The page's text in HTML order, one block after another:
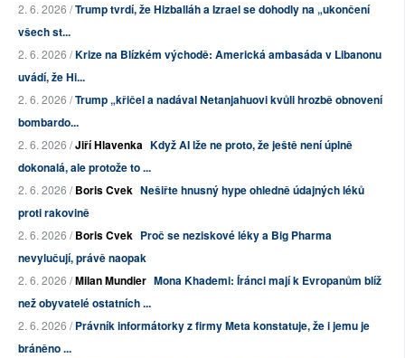
2. 6. 2026 /Trump tvrdí, že Hizballáh a Izrael se dohodly na „ukončení
všech st...
2. 6. 2026 /Krize na Blízkém východě: Americká ambasáda v Libanonu
uvádí, že Hi...
2. 6. 2026 /Trump „křičel a nadával Netanjahuovi kvůli hrozbě obnovení
bombardo...
2. 6. 2026 /Jiří Hlavenka Když AI lže ne proto, že ještě není úplně
dokonalá, ale protože to ...
2. 6. 2026 /Boris Cvek Nešiřte hnusný hype ohledně údajných léků
proti rakovině
2. 6. 2026 /Boris Cvek Proč se neziskové léky a Big Pharma
nevylučují, právě naopak
2. 6. 2026 /Milan Mundier Mona Khademi: Íránci mají k Evropanům blíž
než obyvatelé ostatních ...
2. 6. 2026 /Právník informátorky z firmy Meta konstatuje, že i jemu je
bráněno ...